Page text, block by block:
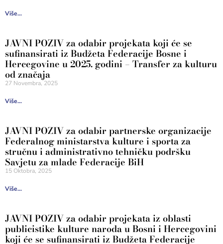
Više...
JAVNI POZIV za odabir projekata koji će se
sufinansirati iz Budžeta Federacije Bosne i
Hercegovine u 2025. godini – Transfer za kulturu
od značaja
27 Novembra, 2025
Više...
JAVNI POZIV za odabir partnerske organizacije
Federalnog ministarstva kulture i sporta za
stručnu i administrativno tehničku podršku
Savjetu za mlade Federacije BiH
15 Oktobra, 2025
Više...
JAVNI POZIV za odabir projekata iz oblasti
publicistike kulture naroda u Bosni i Hercegovini
koji će se sufinansirati iz Budžeta Federacije